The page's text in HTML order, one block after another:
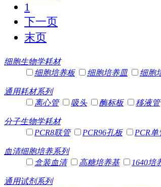
1
下一页
末页
细胞生物学耗材
细胞培养板
细胞培养皿 细胞
通用耗材系列
离心管
吸头 酶标板 移液管
分子生物学耗材
PCR8联管
PCR96孔板 PCR单
血清细胞培养系列
盒装血清
高糖培养基 1640培
通用试剂系列